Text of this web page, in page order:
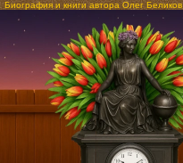
Биография и книги автора Олег Беликов